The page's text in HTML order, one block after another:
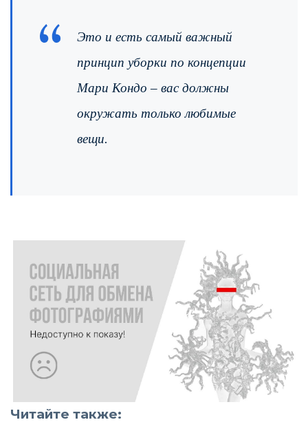
Это и есть самый важный
принцип уборки по концепции
Мари Кондо – вас должны
окружать только любимые
вещи.
Читайте также: